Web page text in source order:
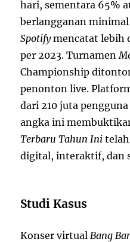
hari, sementara 65%
berlangganan
Spotifymencatat lebih
per 2023. Turnamen
Championship
penonton live.
dari 210 juta
angka ini
Terbaru Tahun Ini
digital, interaktif, dan
Studi Kasus
Konser virtual Bang